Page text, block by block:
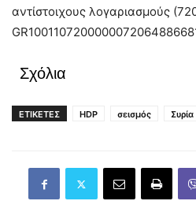
αντίστοιχους λογαριασμούς
Σχόλια
ΕΤΙΚΕΤΕΣ HDP σεισμός Συρία